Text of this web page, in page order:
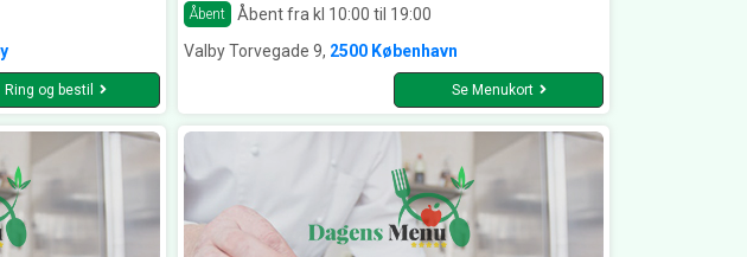
Ring og bestil
Åbent
Åbent fra kl 10:00 til 19:00
Valby Torvegade 9, 2500 København
Se Menukort